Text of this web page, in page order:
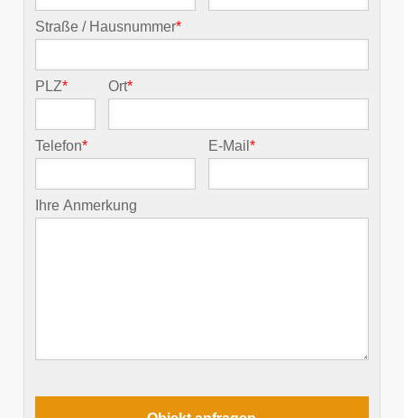
Straße / Hausnummer*
PLZ* Ort*
Telefon* E-Mail*
Ihre Anmerkung